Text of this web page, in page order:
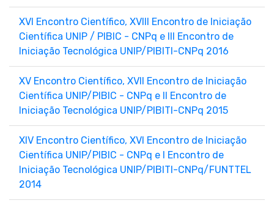
XVI Encontro Científico, XVIII Encontro de Iniciação
Científica UNIP / PIBIC - CNPq e III Encontro de
Iniciação Tecnológica UNIP/PIBITI-CNPq 2016
XV Encontro Científico, XVII Encontro de Iniciação
Científica UNIP/PIBIC - CNPq e II Encontro de
Iniciação Tecnológica UNIP/PIBITI-CNPq 2015
XIV Encontro Científico, XVI Encontro de Iniciação
Científica UNIP/PIBIC - CNPq e I Encontro de
Iniciação Tecnológica UNIP/PIBITI-CNPq/FUNTTEL
2014